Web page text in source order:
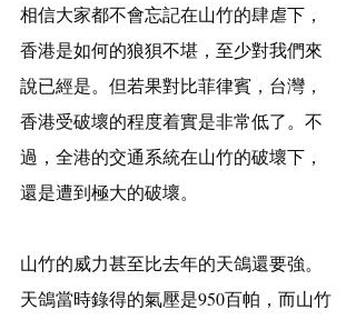
相信大家都不會忘記在山竹的肆虐下，
香港是如何的狼狽不堪，至少對我們來
說已經是。但若果對比菲律賓，台灣，
香港受破壞的程度着實是非常低了。不
過，全港的交通系統在山竹的破壞下，
還是遭到極大的破壞。
山竹的威力甚至比去年的天鴿還要強。
天鴿當時錄得的氣壓是950百帕，而山竹